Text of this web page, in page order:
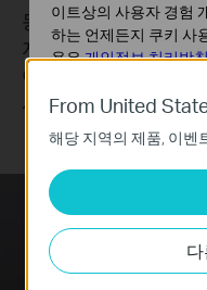
동작을 감지하는 순
자에게 바로 알립니
어디서든 Tapo 앱으
시각을 확인하세요.
From United
해당 지역의 제품, 이벤
이트상의 사용자 경험
하는 언제든지 쿠키 사
용은개인정보 처리방
기본 쿠키
이 쿠키는 웹사이트가
스템에서 비활성화할
분석 및 마케팅 쿠키
분석 쿠키는 웹사이트
웹사이트에서의 사용
입니다.
마케팅 쿠키는 귀하의